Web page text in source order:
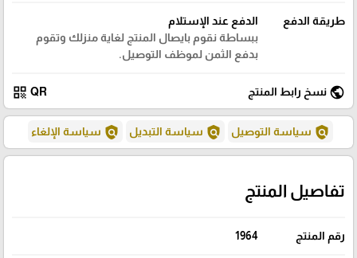
طريقة الدفع
الدفع عند الإستلام
ببساطة نقوم بايصال المنتج لغاية منزلك وتقوم
بدفع الثمن لموظف التوصيل.
public نسخ رابط المنتج QR
qr_code
policy سياسة التوصيل policy سياسة التبديل policy سياسة الإلغاء
تفاصيل المنتج
رقم المنتج 1964